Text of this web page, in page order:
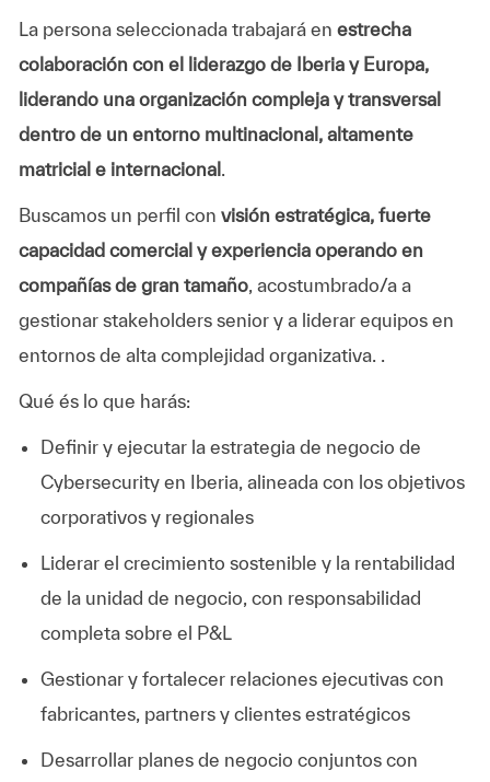
La persona seleccionada trabajará en estrecha
colaboración con el liderazgo de Iberia y Europa,
liderando una organización compleja y transversal
dentro de un entorno multinacional, altamente
matricial e internacional.
Buscamos un perfil con visión estratégica, fuerte
capacidad comercial y experiencia operando en
compañías de gran tamaño, acostumbrado/a a
gestionar stakeholders senior y a liderar equipos en
entornos de alta complejidad organizativa.
Qué és lo que harás:
Definir y ejecutar la estrategia de negocio de
Cybersecurity en Iberia, alineada con los objetivos
corporativos y regionales
Liderar el crecimiento sostenible y la rentabilidad
de la unidad de negocio, con responsabilidad
completa sobre el P&L
Gestionar y fortalecer relaciones ejecutivas con
fabricantes, partners y clientes estratégicos
Desarrollar planes de negocio conjuntos con